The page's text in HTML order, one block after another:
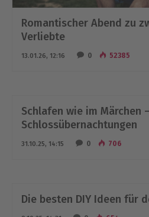
Romantischer Abend zu
Verliebte
13.01.26, 12:16 0 52385
Schlafen wie im Märchen
Schlossübernachtungen
31.10.25, 14:15 0 706
Die besten DIY Ideen für